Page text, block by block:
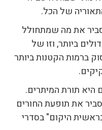
של הכל.
את מה שמתחולל
ביותר, וזו של
ברמות הקטנות ביותר
היא תורת המיתרים.
את תופעת החורים
היקום" בסדרי